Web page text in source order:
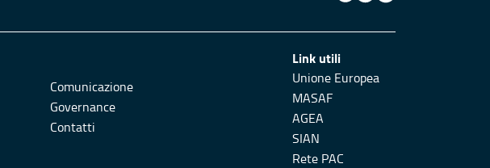
Comunicazione
Governance
Contatti
Link utili
Unione Europea
MASAF
AGEA
SIAN
Rete PAC